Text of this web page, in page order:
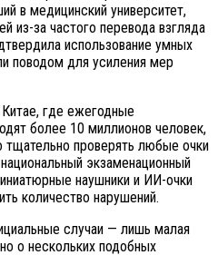
в медицинский университет,
из-за частого перевода взгляда
использование умных
поводом для усиления мер
где ежегодные
более 10 миллионов человек,
тщательно проверять любые очки
экзаменационный
наушники и ИИ-очки
количество нарушений.
случаи — лишь малая
о нескольких подобных